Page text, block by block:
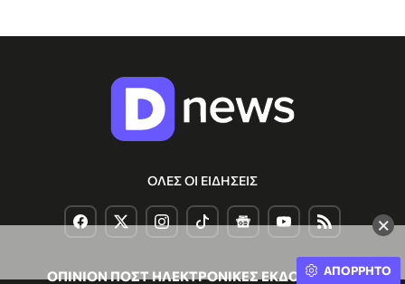
×
ΟΛΕΣ ΟΙ ΕΙΔΗΣΕΙΣ
ΟΠΙΝΙΟΝ ΠΟΣΤ ΗΛΕΚΤΡΟΝΙΚΕΣ ΕΚΔΟΣΕΙΣ Α.Ε.ΑΠΟΡΡΗΤΟ